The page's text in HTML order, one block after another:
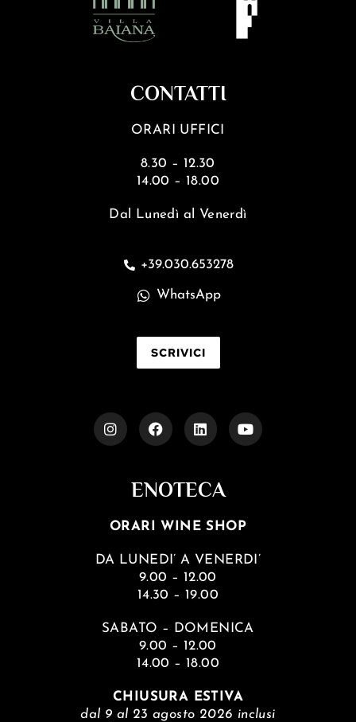
CONTATTI
ORARI UFFICI
8.30 – 12.30
14.00 – 18.00
Dal Lunedì al Venerdì
+39.030.653278
WhatsApp
SCRIVICI
ENOTECA
ORARI WINE SHOP
DA LUNEDI’ A VENERDI’
9.00 – 12.00
14.30 – 19.00
SABATO – DOMENICA
9.00 – 12.00
14.00 – 18.00
CHIUSURA ESTIVA
dal 9 al 23 agosto 2026 inclusi